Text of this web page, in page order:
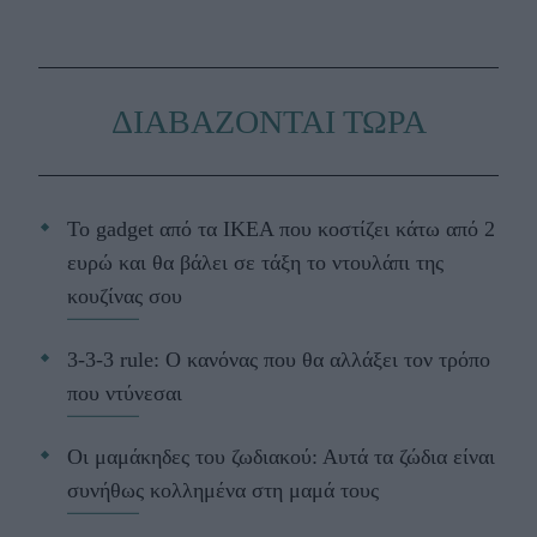
ΔΙΑΒΑΖΟΝΤΑΙ ΤΩΡΑ
Το gadget από τα IKEA που κοστίζει κάτω από 2
ευρώ και θα βάλει σε τάξη το ντουλάπι της
κουζίνας σου
3-3-3 rule: Ο κανόνας που θα αλλάξει τον τρόπο
που ντύνεσαι
Οι μαμάκηδες του ζωδιακού: Αυτά τα ζώδια είναι
συνήθως κολλημένα στη μαμά τους